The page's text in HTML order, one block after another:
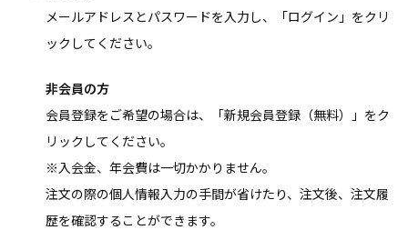
メールアドレスとパスワードを入力し、「ログイン」をクリ
ックしてください。
非会員の方
会員登録をご希望の場合は、「新規会員登録（無料）」をク
リックしてください。
※入会金、年会費は一切かかりません。
注文の際の個人情報入力の手間が省けたり、注文後、注文履
歴を確認することができます。